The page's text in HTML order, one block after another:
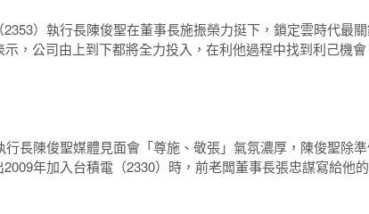
）執行長陳俊聖在董事長施振榮力挺下，鎖定雲時代最
，公司由上到下都將全力投入，在利他過程中找到利己機
行長陳俊聖媒體見面會「尊施、敬張」氣氛濃厚，陳俊聖除
年加入台積電（2330）時，前老闆董事長張忠謀寫給他